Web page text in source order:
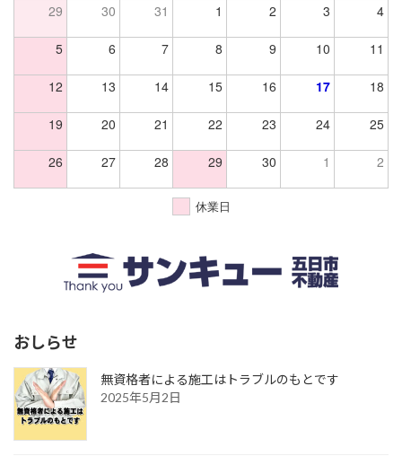
29 30 31 1 2 3 4
5 6 7 8 9 10 11
12 13 14 15 16 17 18
19 20 21 22 23 24 25
26 27 28 29 30 1 2
休業日
おしらせ
無資格者による施工はトラブルのもとです
2025年5月2日